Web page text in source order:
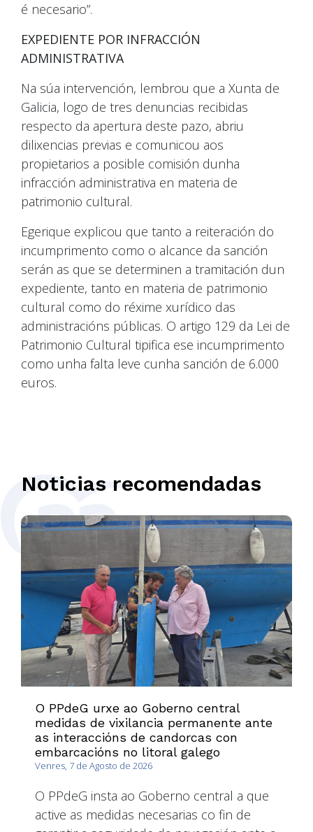
é necesario”.
EXPEDIENTE POR INFRACCIÓN
ADMINISTRATIVA
Na súa intervención, lembrou que a Xunta de
Galicia, logo de tres denuncias recibidas
respecto da apertura deste pazo, abriu
dilixencias previas e comunicou aos
propietarios a posible comisión dunha
infracción administrativa en materia de
patrimonio cultural.
Egerique explicou que tanto a reiteración do
incumprimento como o alcance da sanción
serán as que se determinen a tramitación dun
expediente, tanto en materia de patrimonio
cultural como do réxime xurídico das
administracións públicas. O artigo 129 da Lei de
Patrimonio Cultural tipifica ese incumprimento
como unha falta leve cunha sanción de 6.000
euros.
Noticias recomendadas
O PPdeG urxe ao Goberno central
medidas de vixilancia permanente ante
as interaccións de candorcas con
embarcacións no litoral galego
Venres, 7 de Agosto de 2026
O PPdeG insta ao Goberno central a que
active as medidas necesarias co fin de